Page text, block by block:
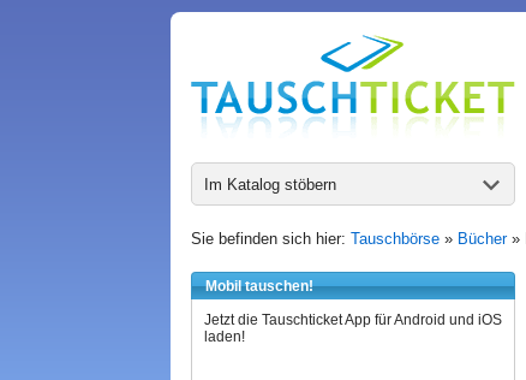
Im Katalog stöbern
Sie befinden sich hier: Tauschbörse » Bücher»
Mobil tauschen!
Jetzt die Tauschticket App für Android und iOS
laden!